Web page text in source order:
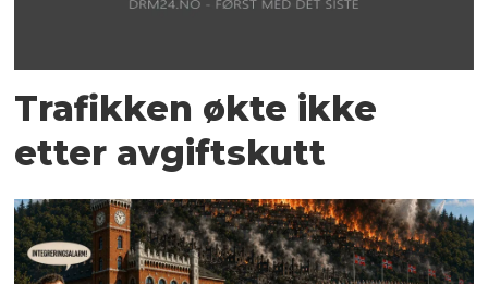
Trafikken økte ikke
etter avgiftskutt